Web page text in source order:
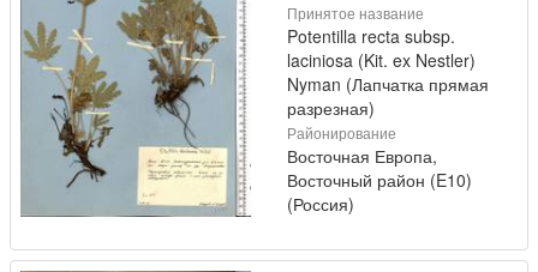
Принятое название
Potentilla recta subsp.
laciniosa (Kit. ex Nestler)
Nyman (Лапчатка прямая
разрезная)
Районирование
Восточная Европа,
Восточный район (E10)
(Россия)